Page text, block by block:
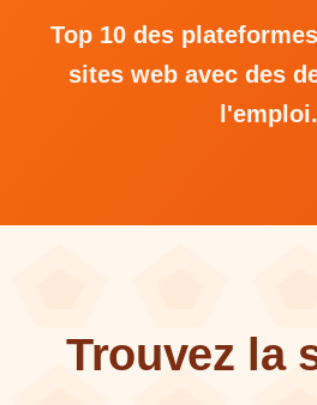
Top 10 des
sites web avec des
l'emploi.
Trouvez la